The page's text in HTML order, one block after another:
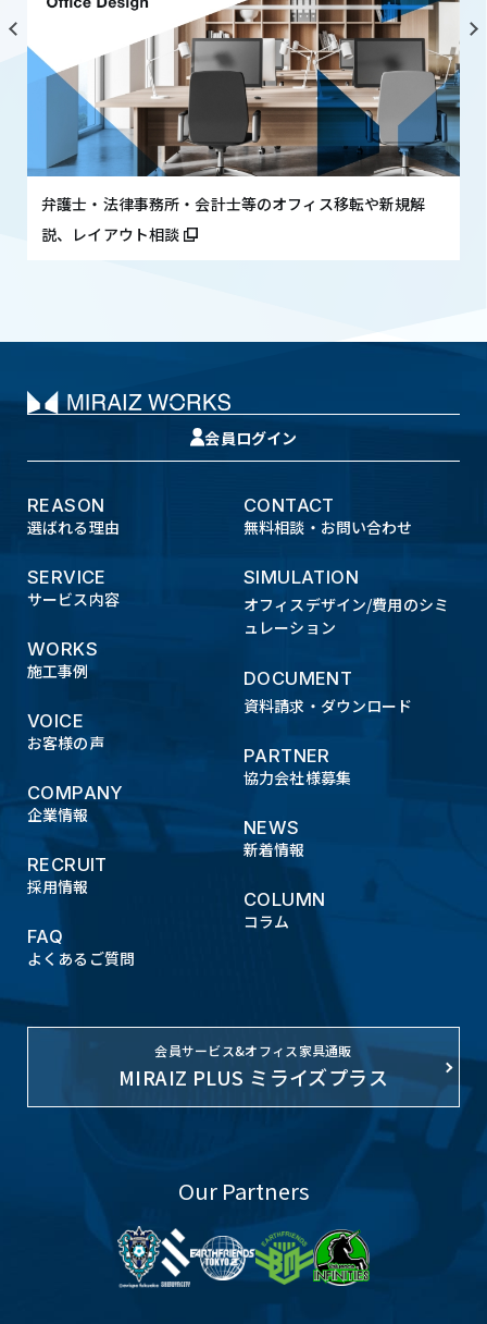
4.cookieについて
当社ウェブサイトは、お客さまに一層便利にご利
用いただくために、一部のページで「Cookie」と
いう技術を使用しています。Cookieにより、ウェ
ブサイトはお客さまのコンピュータを識別するこ
とができるようになりますが、お客さまのお名
前、ご住所、電話番号、メールアドレスといった
個人を特定可能な情報を取得することは一切あり
Cookieを受け取ったときに警告を表示させたりす
を拒否された場合も当社ウェブサイトをご利用い
ただけますが、一部機能がご利用になれない場合
があります。
5.セキュリティについて
全に保護するために「SSL（Secure Sockets
Layer）」という暗号化通信技術を使用しておりま
す。SSLに対応したブラウザを使用することで、お
客様の個人情報を自動的に暗号化して送受信して
います。但し、SSLに対応していないブラウザをご
使用の場合は、該当ページにアクセスできない、
情報の入力ができない等の場合がありますのでご
注意ください。
6.開示・訂正・停止について
当社は、当社が保有する個人情報について、お客
さまご本人からの開示・訂正などのご請求があっ
た場合は、適切に対応いたします。ご請求の方法は
当ウェブサイト内のお問い合わせフォームより問
い合わせください。
7.法令・規範の遵守および安全管理措置
当社は、個人情報の取り扱いにおいて適用される
法令、その他規範を遵守いたします。 また、個人
キュリティ対策をはじめとする安全管理措置を講
じ、個人情報への不正アクセス、または個人情報
の紛失、破壊、改ざん、漏えいなどの予防に努め
弁護士・法律事務所・会計士等のオフィス移転や新規解
説、レイアウト相談
会員ログイン
REASON
選ばれる理由
SERVICE
サービス内容
WORKS
施工事例
VOICE
お客様の声
COMPANY
企業情報
RECRUIT
採用情報
FAQ
よくあるご質問
CONTACT
無料相談・お問い合わせ
SIMULATION
オフィスデザイン/費用のシミ
ュレーション
DOCUMENT
資料請求・ダウンロード
PARTNER
協力会社様募集
NEWS
新着情報
COLUMN
コラム
会員サービス&オフィス家具通販
MIRAIZ PLUS ミライズプラス
Our Partners